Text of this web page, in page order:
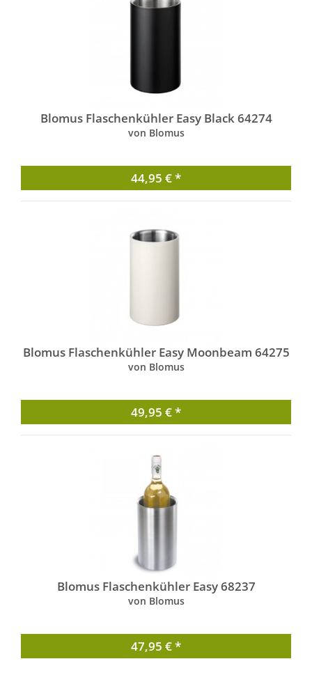
Blomus Flaschenkühler Easy Black 64274
von Blomus
44,95 € *
Blomus Flaschenkühler Easy Moonbeam 64275
von Blomus
49,95 € *
Blomus Flaschenkühler Easy 68237
von Blomus
47,95 € *